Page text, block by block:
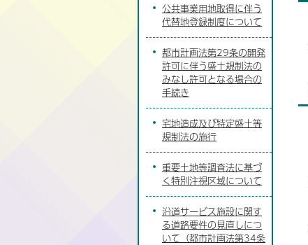
公共事業用地取得に伴う
代替地登録制度について
都市計画法第29条の開発
許可に伴う盛土規制法の
みなし許可となる場合の
手続き
宅地造成及び特定盛土等
規制法の施行
重要土地等調査法に基づ
く特別注視区域について
沿道サービス施設に関す
る道路要件の見直しにつ
いて（都市計画法第34条